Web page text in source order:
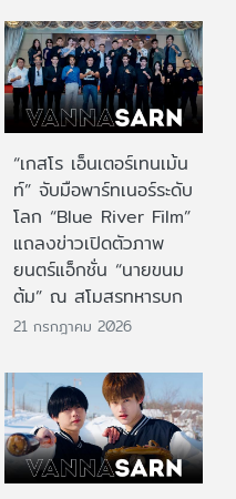
“เกสโร เอ็นเตอร์เทนเม้น
ท์” จับมือพาร์ทเนอร์ระดับ
โลก “Blue River Film”
แถลงข่าวเปิดตัวภาพ
ยนตร์แอ็กชั่น “นายขนม
ต้ม” ณ สโมสรทหารบก
21 กรกฎาคม 2026